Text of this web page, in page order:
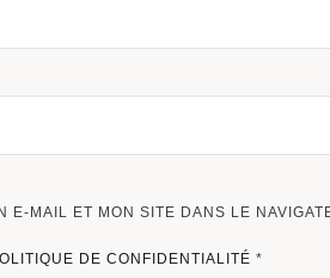
E-MAIL ET MON SITE DANS LE
DE CONFIDENTIALITÉ *